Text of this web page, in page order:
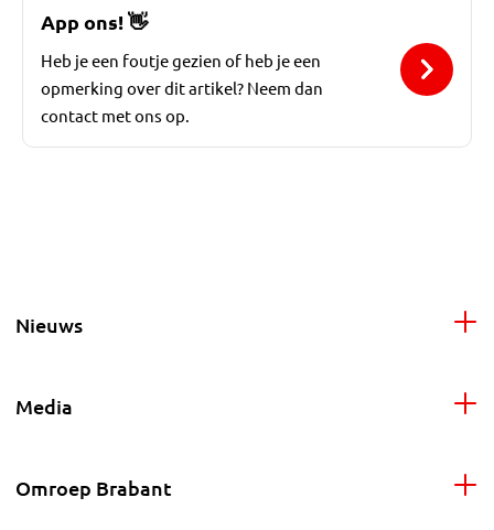
App ons!👋
Heb je een foutje gezien of heb je een
opmerking over dit artikel? Neem dan
contact met ons op.
Nieuws
Media
Omroep Brabant